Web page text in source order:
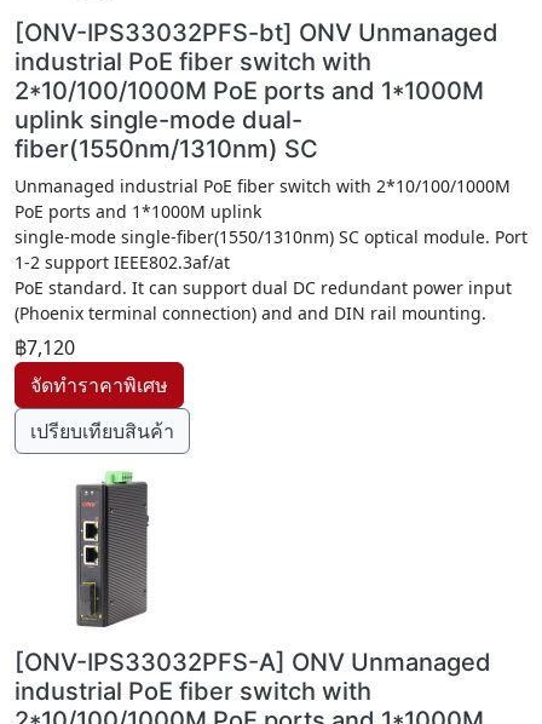
[ONV-IPS33032PFS-bt] ONV Unmanaged
industrial PoE fiber switch with
2*10/100/1000M PoE ports and 1*1000M
uplink single-mode dual-
fiber(1550nm/1310nm) SC
Unmanaged industrial PoE fiber switch with 2*10/100/1000M
PoE ports and 1*1000M uplink
single-mode single-fiber(1550/1310nm) SC optical module. Port
1-2 support IEEE802.3af/at
PoE standard. It can support dual DC redundant power input
(Phoenix terminal connection) and and DIN rail mounting.
฿7,120
เปรียบเทียบสินค้า
[ONV-IPS33032PFS-A] ONV Unmanaged
industrial PoE fiber switch with